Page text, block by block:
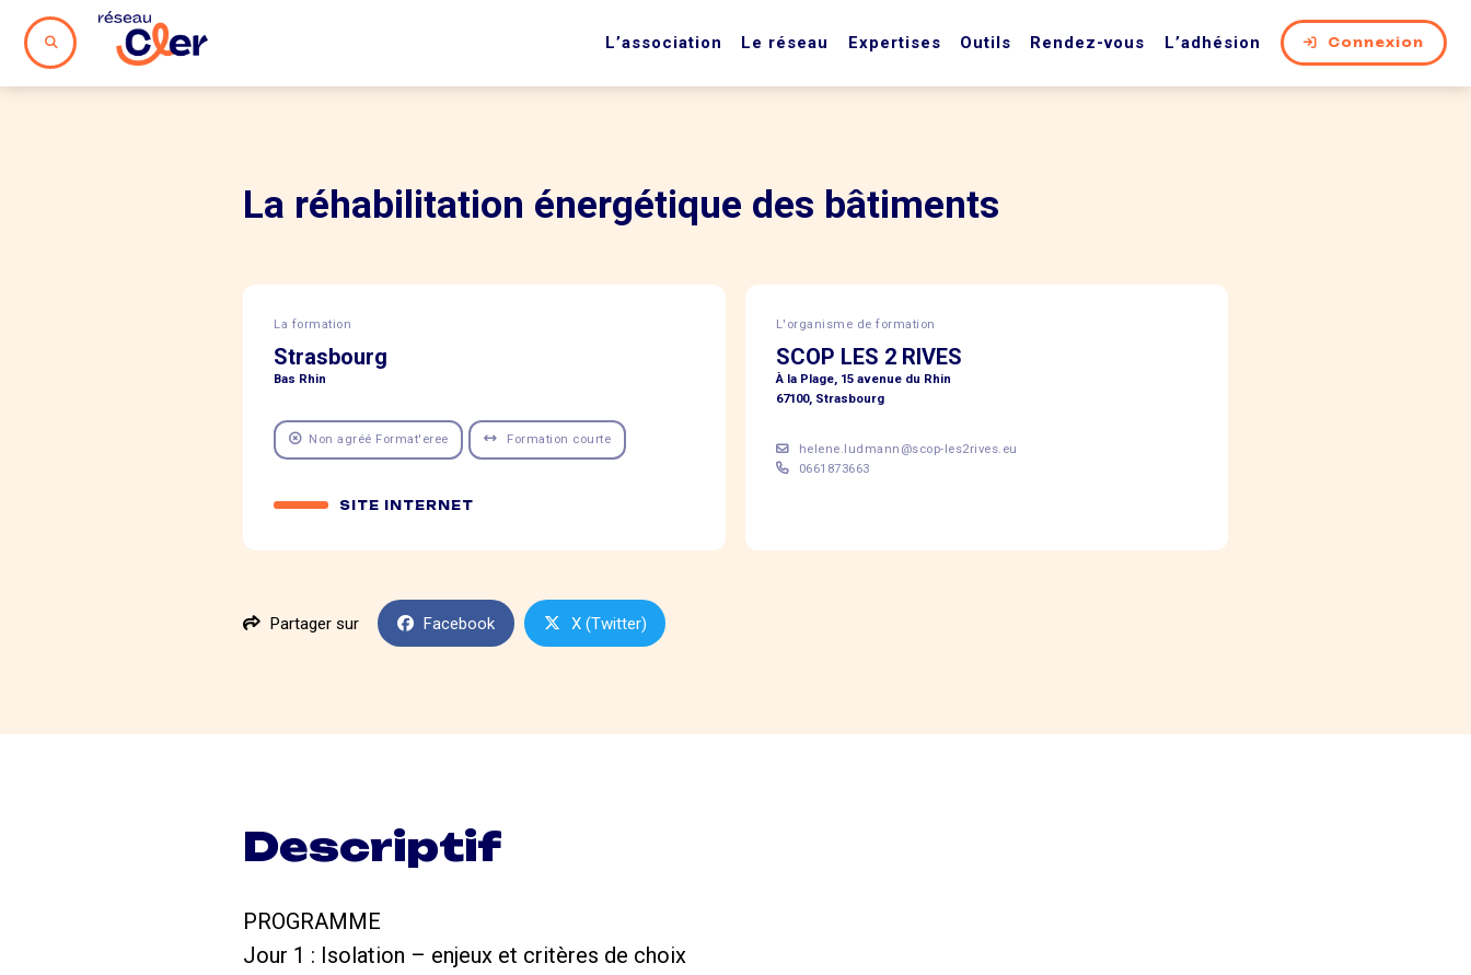
L’association Le réseau Expertises Outils Rendez-vous L’adhésion Connexion
La réhabilitation énergétique des bâtiments
La formation
Strasbourg
Bas Rhin
Non agréé Format'eree Formation courte
SITE INTERNET
L'organisme de formation
SCOP LES 2 RIVES
À la Plage, 15 avenue du Rhin
67100, Strasbourg
helene.ludmann@scop-les2rives.eu
0661873663
Partager sur Facebook X (Twitter)
Descriptif
PROGRAMME
Jour 1 : Isolation – enjeux et critères de choix